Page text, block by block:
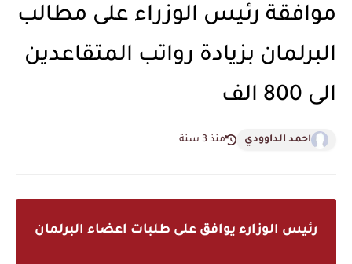
موافقة رئيس الوزراء على مطالب
البرلمان بزيادة رواتب المتقاعدين
الى 800 الف
احمد الداوودي منذ 3 سنة
رئيس الوزارء يوافق على طلبات اعضاء البرلمان